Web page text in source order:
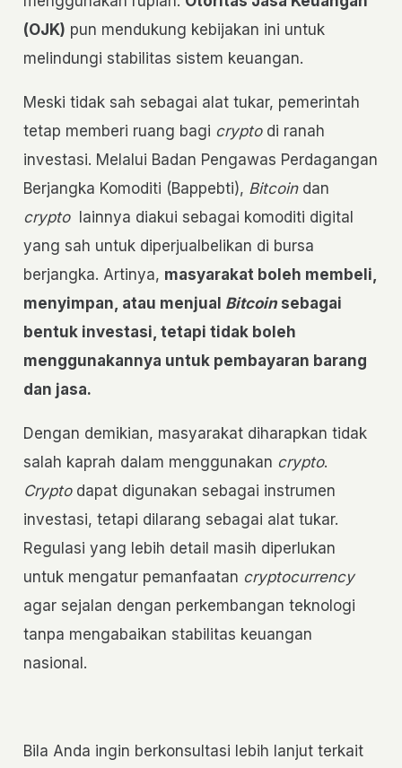
(OJK) pun mendukung kebijakan ini untuk
melindungi stabilitas sistem keuangan.
Meski tidak sah sebagai alat tukar, pemerintah
tetap memberi ruang bagi cryptodi ranah
investasi. Melalui Badan Pengawas Perdagangan
Berjangka Komoditi (Bappebti), Bitcoindan
cryptolainnya diakui sebagai komoditi digital
yang sah untuk diperjualbelikan di bursa
berjangka. Artinya, masyarakat boleh membeli,
menyimpan, atau menjual Bitcoinsebagai
bentuk investasi, tetapi tidak boleh
menggunakannya untuk pembayaran barang
dan jasa.
Dengan demikian, masyarakat diharapkan tidak
salah kaprah dalam menggunakan crypto.
Cryptodapat digunakan sebagai instrumen
investasi, tetapi dilarang sebagai alat tukar.
Regulasi yang lebih detail masih diperlukan
untuk mengatur pemanfaatan cryptocurrency
agar sejalan dengan perkembangan teknologi
tanpa mengabaikan stabilitas keuangan
nasional.
Bila Anda ingin berkonsultasi lebih lanjut terkait